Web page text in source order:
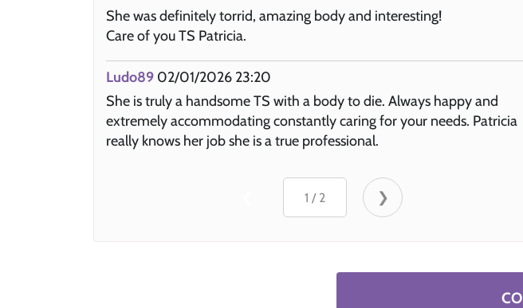
She was definitely torrid, amazing body and interesting!
Care of you TS Patricia.
Ludo89 02/01/2026 23:20
She is truly a handsome TS with a body to die. Always happy and
extremely accommodating constantly caring for your needs. Patricia
really knows her job she is a true professional.
alla
❯